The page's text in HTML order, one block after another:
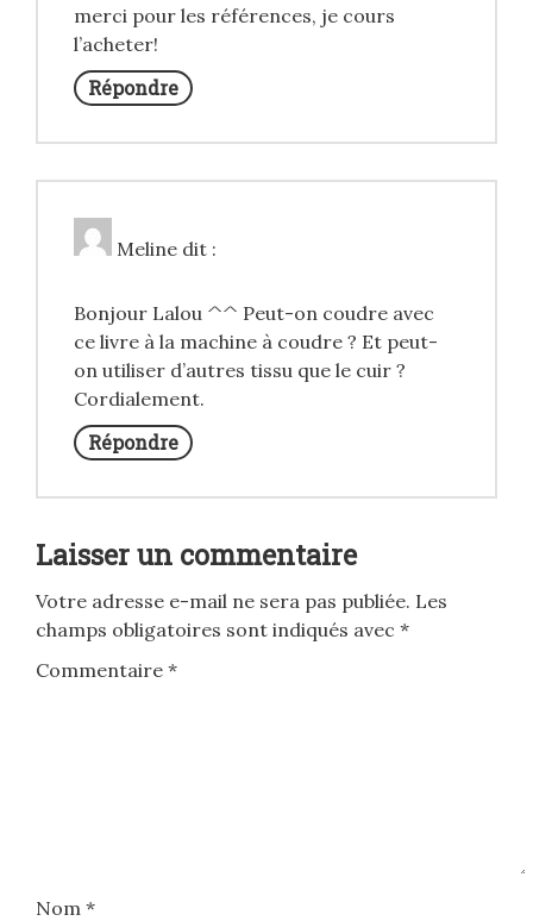
merci pour les références, je cours
l’acheter!
Répondre
Meline dit :
Bonjour Lalou ^^ Peut-on coudre avec
ce livre à la machine à coudre ? Et peut-
on utiliser d’autres tissu que le cuir ?
Cordialement.
Répondre
Laisser un commentaire
Votre adresse e-mail ne sera pas publiée. Les
champs obligatoires sont indiqués avec *
Commentaire *
Nom *